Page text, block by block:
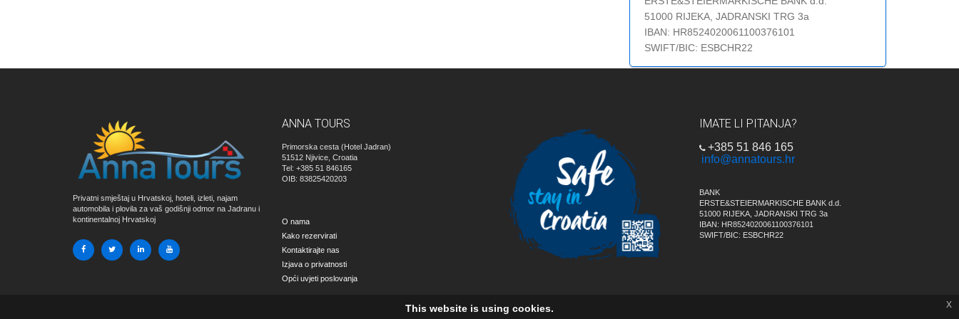
51000 RIJEKA, JADRANSKI TRG 3a
IBAN: HR8524020061100376101
SWIFT/BIC: ESBCHR22
Privatni smještaj u Hrvatskoj, hoteli, izleti, najam
automobila i plovila za vaš godišnji odmor na Jadranu i
kontinentalnoj Hrvatskoj
ANNA TOURS
Primorska cesta (Hotel Jadran)
51512 Njivice, Croatia
Tel: +385 51 846165
OIB: 83825420203
O nama
Kako rezervirati
Kontaktirajte nas
Izjava o privatnosti
Opći uvjeti poslovanja
IMATE LI PITANJA?
+385 51 846 165
info@annatours.hr
BANK
ERSTE&STEIERMARKISCHE BANK d.d.
51000 RIJEKA, JADRANSKI TRG 3a
IBAN: HR8524020061100376101
SWIFT/BIC: ESBCHR22
This website is using cookies. x